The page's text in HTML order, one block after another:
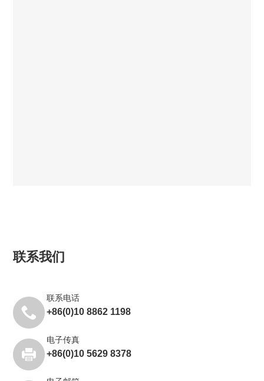
联系我们
联系电话
+86(0)10 8862 1198
电子传真
+86(0)10 5629 8378